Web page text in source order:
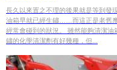
長久以來置之不理的後果就是等到發
油箱早就已經生鏽……而這正是老舊
經常會碰到的狀況。 雖然能夠清潔油
鏽的化學清潔劑有好幾種，但...